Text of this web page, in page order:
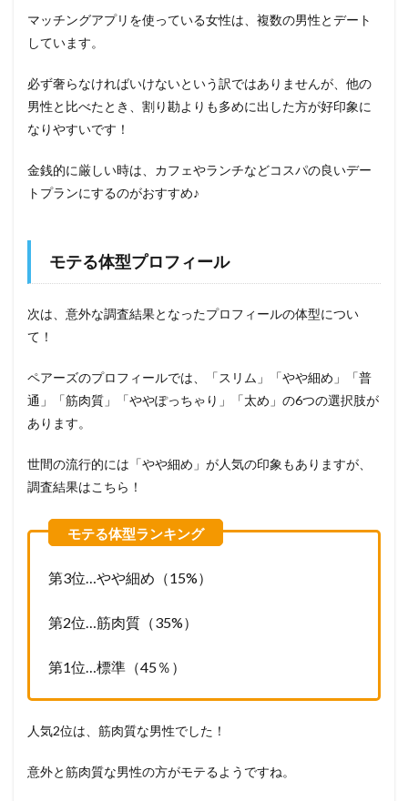
マッチングアプリを使っている女性は、複数の男性とデート
しています。
必ず奢らなければいけないという訳ではありませんが、他の
男性と比べたとき、割り勘よりも多めに出した方が好印象に
なりやすいです！
金銭的に厳しい時は、カフェやランチなどコスパの良いデー
トプランにするのがおすすめ♪
モテる体型プロフィール
次は、意外な調査結果となったプロフィールの体型につい
て！
ペアーズのプロフィールでは、「スリム」「やや細め」「普
通」「筋肉質」「ややぽっちゃり」「太め」の6つの選択肢が
あります。
世間の流行的には「やや細め」が人気の印象もありますが、
調査結果はこちら！
第3位…やや細め（15%）
第2位…筋肉質（35%）
第1位…標準（45％）
人気2位は、筋肉質な男性でした！
意外と筋肉質な男性の方がモテるようですね。